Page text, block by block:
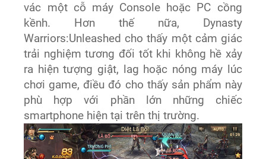
vác một cỗ máy Console hoặc PC cồng
kềnh. Hơn thế nữa, Dynasty
Warriors:Unleashed cho thấy một cảm giác
trải nghiệm tương đối tốt khi không hề xảy
ra hiện tượng giật, lag hoặc nóng máy lúc
chơi game, điều đó cho thấy sản phẩm này
phù hợp với phần lớn những chiếc
smartphone hiện tại trên thị trường.